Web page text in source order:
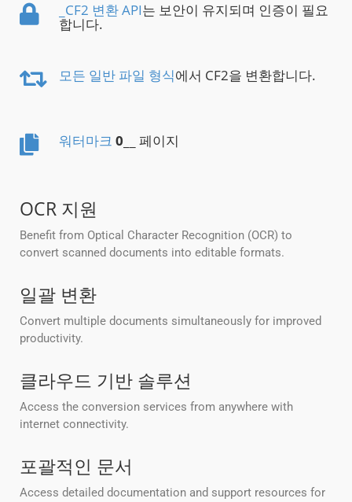
_CF2 변환 API는 보안이 유지되며 인증이 필요
합니다.
모든 일반 파일 형식에서 CF2을 변환합니다.
워터마크 0 __ 페이지
OCR 지원
Benefit from Optical Character Recognition (OCR) to
convert scanned documents into editable formats.
일괄 변환
Convert multiple documents simultaneously for improved
productivity.
클라우드 기반 솔루션
Access the conversion services from anywhere with
internet connectivity.
포괄적인 문서
Access detailed documentation and support resources for